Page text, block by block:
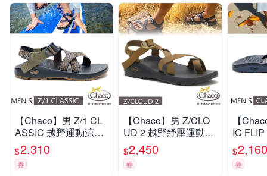
【Chaco】男 Z/1 CL
ASSIC 越野運動涼鞋
(標準款)/戶外拖鞋.海
灘鞋_CH-ZCM01-HL
70 巔峰藍夜
$2,310
券
【Chaco】男 Z/CLO
UD 2 越野紓壓運動涼
鞋(夾腳款).戶外拖鞋.
海灘鞋_CH-ZLM02-H
I34 天際青銅
$2,450
券
【
IC
字拖/
_CH-
舟檸檬
$2,160
券